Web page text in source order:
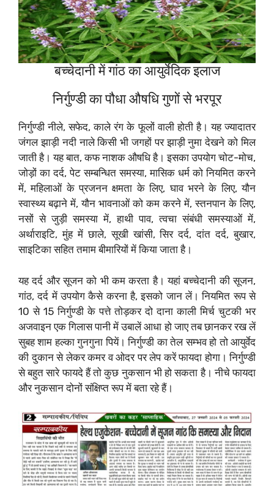
बच्चेदानी में गांठ का आयुर्वेदिक इलाज
निर्गुण्डी का पौधा औषधि गुणों से भरपूर
निर्गुण्डी नीले, सफेद, काले रंग के फूलों वाली होती है। यह ज्यादातर
जंगल झाड़ी नदी नाले किसी भी जगहों पर झाड़ी नुमा देखने को मिल
जाती है। यह बात, कफ नाशक औषधि है। इसका उपयोग चोट-मोच,
जोड़ों का दर्द, पेट सम्बन्धित समस्या, मासिक धर्म को नियमित करने
में, महिलाओं के प्रजनन क्षमता के लिए, घाव भरने के लिए, यौन
स्वास्थ्य बढ़ाने में, यौन भावनाओं को कम करने में, स्तनपान के लिए,
नसों से जुड़ी समस्या में, हाथी पाव, त्वचा संबंधी समस्याओं में,
अर्थाराइटि, मुंह में छाले, सूखी खांसी, सिर दर्द, दांत दर्द, बुखार,
साइटिका सहित तमाम बीमारियों में किया जाता है।
यह दर्द और सूजन को भी कम करता है। यहां बच्चेदानी की सूजन,
गांठ, दर्द में उपयोग कैसे करना है, इसको जान लें। नियमित रूप से
10 से 15 निर्गुण्डी के पत्ते तोड़कर दो दाना काली मिर्च चुटकी भर
अजवाइन एक गिलास पानी में उबालें आधा हो जाए तब छानकर रख लें
सुबह शाम हल्का गुनगुना पियें। निर्गुण्डी का तेल सम्भव हो तो आयुर्वेद
की दुकान से लेकर कमर व ओदर पर लेप करें फायदा होगा। निर्गुण्डी
से बहुत सारे फायदे हैं तो कुछ नुकसान भी हो सकता है। नीचे फायदा
और नुकसान दोनों संक्षिप्त रूप में बता रहे हैं।